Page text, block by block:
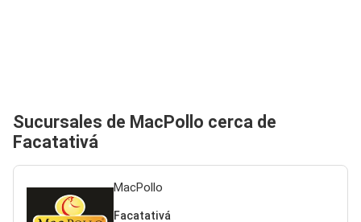
Sucursales de MacPollo cerca de
Facatativá
MacPollo
Facatativá